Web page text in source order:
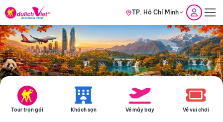
TP. Hồ Chí Minh
Tour trọn gói Khách sạn Vé máy bay Vé vui chơi